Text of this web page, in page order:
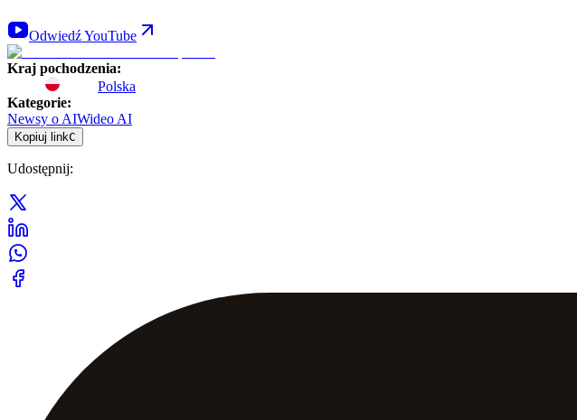
Odwiedź YouTube
Kraj pochodzenia:
Polska
Kategorie:
Newsy o AIWideo AI
Kopiuj linkC
Udostępnij: